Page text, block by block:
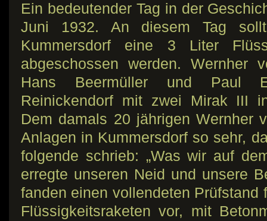
Ein bedeutender Tag in der
Juni 1932. An diesem Tag
Kummersdorf eine 3 Liter
abgeschossen werden. Wernher
Hans Beermüller und Paul
Reinickendorf mit zwei Mirak III
Dem damals 20 jährigen Wernher
Anlagen in Kummersdorf so sehr,
folgende schrieb: „Was wir auf
erregte unseren Neid und unsere
fanden einen vollendeten Prüfstand
Flüssigkeitsraketen vor, mit